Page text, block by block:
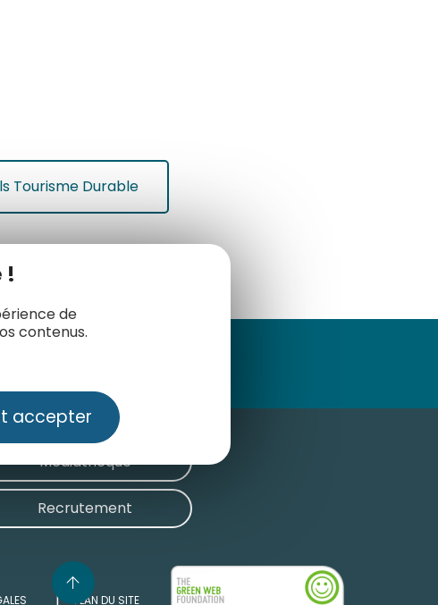
!
de
contenus.
accepter
Tourisme Durable
Médiathèque
Recrutement
PLAN DU SITE